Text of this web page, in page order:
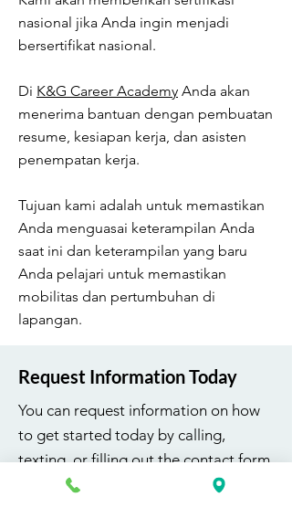
nasional jika Anda ingin menjadi
bersertifikat nasional.
Di K&G Career Academy Anda akan
menerima bantuan dengan pembuatan
resume, kesiapan kerja, dan asisten
penempatan kerja.
Tujuan kami adalah untuk memastikan
Anda menguasai keterampilan Anda
saat ini dan keterampilan yang baru
Anda pelajari untuk memastikan
mobilitas dan pertumbuhan di
lapangan.
Request Information Today
You can request information on how
to get started today by calling,
texting, or filling out the contact form